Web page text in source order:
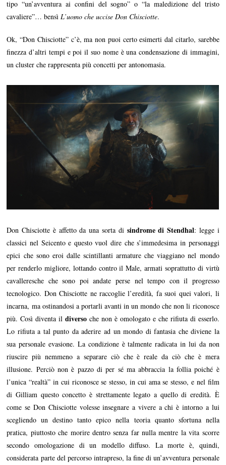
tipo “un’avventura ai confini del sogno” o “la maledizione del tristo
cavaliere”… bensìL’uomo che uccise Don Chisciotte.
Ok, “Don Chisciotte” c’è, ma non puoi certo esimerti dal citarlo, sarebbe
finezza d’altri tempi e poi il suo nome è una condensazione di immagini,
un cluster che rappresenta più concetti per antonomasia.
Don Chisciotte è affetto da una sorta di sindrome di Stendhal: legge i
classici nel Seicento e questo vuol dire che s’immedesima in personaggi
epici che sono eroi dalle scintillanti armature che viaggiano nel mondo
per renderlo migliore, lottando contro il Male, armati soprattutto di virtù
cavalleresche che sono poi andate perse nel tempo con il progresso
tecnologico. Don Chisciotte ne raccoglie l’eredità, fa suoi quei valori, li
incarna, ma ostinandosi a portarli avanti in un mondo che non li riconosce
più. Così diventa ildiverso che non è omologato e che rifiuta di esserlo.
Lo rifiuta a tal punto da aderire ad un mondo di fantasia che diviene la
sua personale evasione. La condizione è talmente radicata in lui da non
riuscire più nemmeno a separare ciò che è reale da ciò che è mera
illusione. Perciò non è pazzo di per sé ma abbraccia la follia poiché è
l’unica “realtà” in cui riconosce se stesso, in cui ama se stesso, e nel film
di Gilliam questo concetto è strettamente legato a quello di eredità. È
come se Don Chisciotte volesse insegnare a vivere a chi è intorno a lui
scegliendo un destino tanto epico nella teoria quanto sfortuna nella
pratica, piuttosto che morire dentro senza far nulla mentre la vita scorre
secondo omologazione di un modello diffuso. La morte è, quindi,
considerata parte del percorso intrapreso, la fine di un’avventura personale